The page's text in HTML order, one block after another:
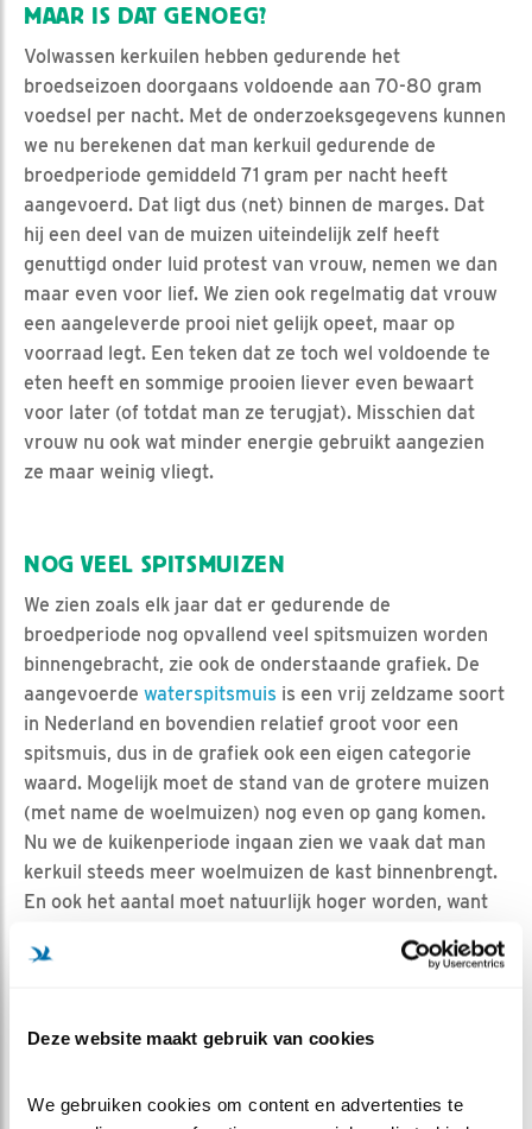
Deze website maakt gebruik van cookies
We gebruiken cookies om content en advertenties te
MAAR IS DAT GENOEG?
Volwassen kerkuilen hebben gedurende het
broedseizoen doorgaans voldoende aan 70-80 gram
voedsel per nacht. Met de onderzoeksgegevens kunnen
we nu berekenen dat man kerkuil gedurende de
broedperiode gemiddeld 71 gram per nacht heeft
aangevoerd. Dat ligt dus (net) binnen de marges. Dat
hij een deel van de muizen uiteindelijk zelf heeft
genuttigd onder luid protest van vrouw, nemen we dan
maar even voor lief. We zien ook regelmatig dat vrouw
een aangeleverde prooi niet gelijk opeet, maar op
voorraad legt. Een teken dat ze toch wel voldoende te
eten heeft en sommige prooien liever even bewaart
voor later (of totdat man ze terugjat). Misschien dat
vrouw nu ook wat minder energie gebruikt aangezien
ze maar weinig vliegt.
NOG VEEL SPITSMUIZEN
We zien zoals elk jaar dat er gedurende de
broedperiode nog opvallend veel spitsmuizen worden
binnengebracht, zie ook de onderstaande grafiek. De
aangevoerde waterspitsmuis is een vrij zeldzame soort
in Nederland en bovendien relatief groot voor een
spitsmuis, dus in de grafiek ook een eigen categorie
waard. Mogelijk moet de stand van de grotere muizen
(met name de woelmuizen) nog even op gang komen.
Nu we de kuikenperiode ingaan zien we vaak dat man
kerkuil steeds meer woelmuizen de kast binnenbrengt.
En ook het aantal moet natuurlijk hoger worden, want
te bewaren voor later, maar de komende tijd kan het
extra interessant worden om te letten op dit gedrag.